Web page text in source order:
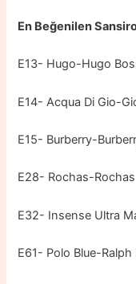
En Beğenilen
E13- Hugo-Hugo
E14- Acqua Di Gio-
E15- Burberry-
E28- Rochas-Rochas
E32- Insense Ultra
E61- Polo Blue-Ralph